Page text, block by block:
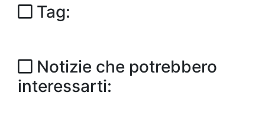
Tag:
Notizie che potrebbero
interessarti: